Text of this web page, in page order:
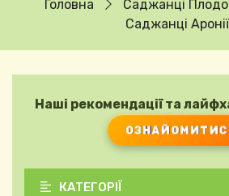
Рядок навіґації
Головна
Саджанці
Саджанці Аронії
Наші рекомендації та
КАТЕГОРІЇ